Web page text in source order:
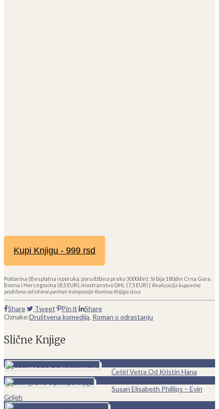
Kupi Knjigu - 999 rsd
Poštarina (Besplatna isporuka, porudžbina preko 3000din): Srbija 180din Crna Gora,
Bosna i Hercegovina (8,5 EUR), inostranstvo DHL (7,5 EUR) | Realizacija kupovine
podržana od strane partner kompanije Korisna Knjiga d.o.o
Share Tweet Pin it
Share
Oznake:Društvena komedija, Roman o odrastanju
Slične Knjige
Četiri Vetra Od Kristin Hana
Susan Elisabeth Phillips – Evin
Grijeh